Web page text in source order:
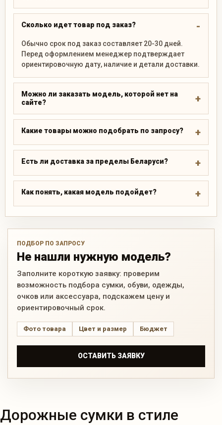
Сколько идет товар под заказ?
Обычно срок под заказ составляет 20-30 дней.
Перед оформлением менеджер подтверждает
ориентировочную дату, наличие и детали доставки.
Можно ли заказать модель, которой нет на
сайте?
Какие товары можно подобрать по запросу?
Есть ли доставка за пределы Беларуси?
Как понять, какая модель подойдет?
ПОДБОР ПО ЗАПРОСУ
Не нашли нужную модель?
Заполните короткую заявку: проверим
возможность подбора сумки, обуви, одежды,
очков или аксессуара, подскажем цену и
ориентировочный срок.
Фото товара Цвет и размер Бюджет
ОСТАВИТЬ ЗАЯВКУ
Дорожные сумки в стиле